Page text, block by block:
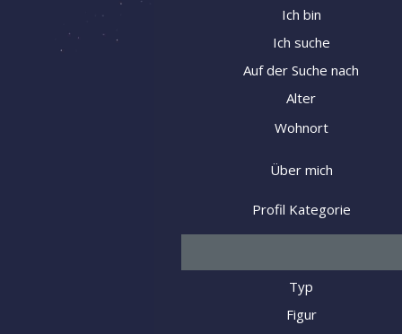
Ich bin
Ich suche
Auf der Suche nach
Alter
Wohnort
Über mich
Profil Kategorie
Typ
Figur